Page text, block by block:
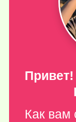
Как вам